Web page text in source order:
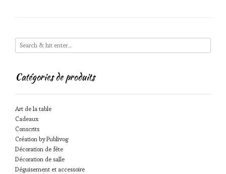
Catégories de produits
Art de la table
Cadeaux
Conscrits
Création by Publivog
Décoration de fête
Décoration de salle
Déguisement et accessoire